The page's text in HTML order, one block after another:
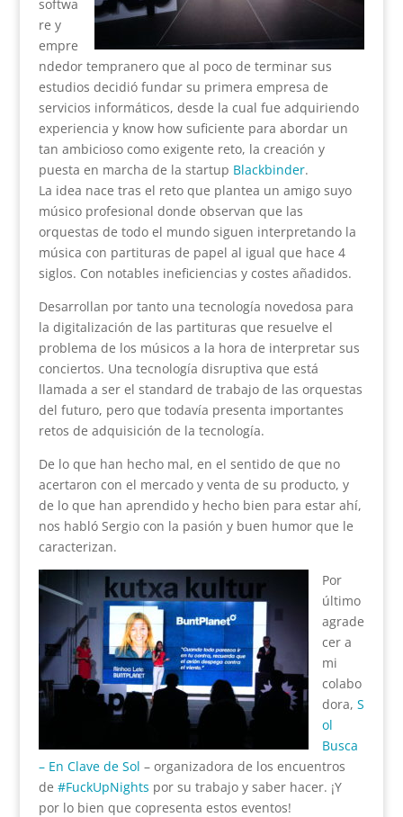
softwa
re y
empre
ndedor tempranero que al poco de terminar sus
estudios decidió fundar su primera empresa de
servicios informáticos, desde la cual fue adquiriendo
experiencia y know how suficiente para abordar un
tan ambicioso como exigente reto, la creación y
puesta en marcha de la startup Blackbinder.
La idea nace tras el reto que plantea un amigo suyo
músico profesional donde observan que las
orquestas de todo el mundo siguen interpretando la
música con partituras de papel al igual que hace 4
siglos. Con notables ineficiencias y costes añadidos.
Desarrollan por tanto una tecnología novedosa para
la digitalización de las partituras que resuelve el
problema de los músicos a la hora de interpretar sus
conciertos. Una tecnología disruptiva que está
llamada a ser el standard de trabajo de las orquestas
del futuro, pero que todavía presenta importantes
retos de adquisición de la tecnología.
De lo que han hecho mal, en el sentido de que no
acertaron con el mercado y venta de su producto, y
de lo que han aprendido y hecho bien para estar ahí,
nos habló Sergio con la pasión y buen humor que le
caracterizan.
Por
último
agrade
cer a
mi
colabo
dora, S
ol
Busca
– En Clave de Sol – organizadora de los encuentros
de #FuckUpNights por su trabajo y saber hacer. ¡Y
por lo bien que copresenta estos eventos!